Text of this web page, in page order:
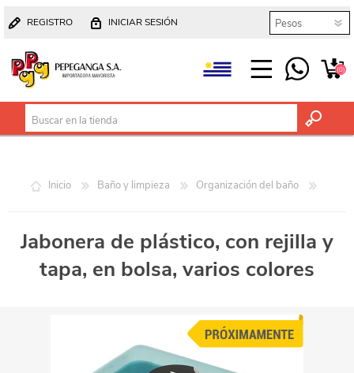
REGISTRO INICIAR SESIÓN
(0)
Inicio Baño y limpieza Organización del baño
Jabonera de plástico, con rejilla y
tapa, en bolsa, varios colores